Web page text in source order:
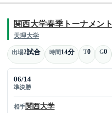
関西大学春季トーナメント
天理大学
出場2試合 時間14分 T0 G0
06/14
準決勝
相手関西大学